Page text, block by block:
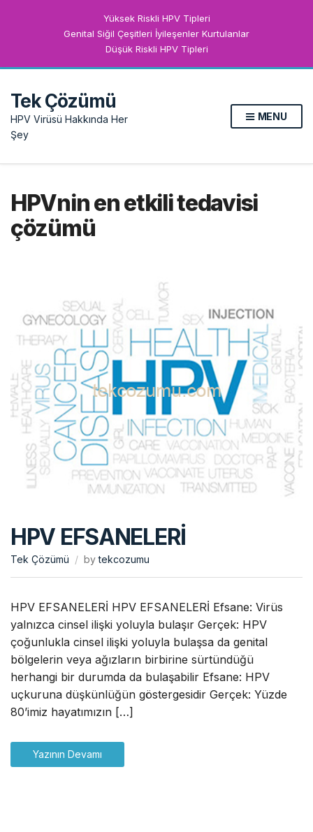
Yüksek Riskli HPV Tipleri
Genital Siğil Çeşitleri İyileşenler Kurtulanlar
Düşük Riskli HPV Tipleri
Tek Çözümü
HPV Virüsü Hakkında Her
Şey
MENU
HPVnin en etkili tedavisi
çözümü
HPV EFSANELERİ
Tek Çözümü bytekcozumu
HPV EFSANELERİ HPV EFSANELERİ Efsane: Virüs
yalnızca cinsel ilişki yoluyla bulaşır Gerçek: HPV
çoğunlukla cinsel ilişki yoluyla bulaşsa da genital
bölgelerin veya ağızların birbirine sürtündüğü
herhangi bir durumda da bulaşabilir Efsane: HPV
uçkuruna düşkünlüğün göstergesidir Gerçek: Yüzde
80’imiz hayatımızın […]
Yazının Devamı